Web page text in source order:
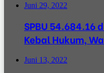
Juni 29, 2022
SPBU 54.684.16
Kebal Hukum,
Juni 13, 2022